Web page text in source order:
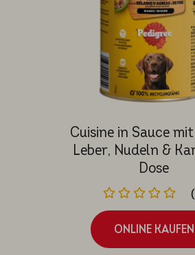
Cuisine in Sauce
Leber, Nudeln &
Dose
ONLINE KAUFEN